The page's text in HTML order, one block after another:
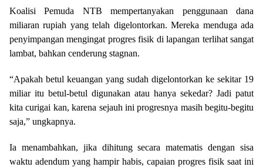
Koalisi Pemuda NTB mempertanyakan penggunaan dana
miliaran rupiah yang telah digelontorkan. Mereka menduga ada
penyimpangan mengingat progres fisik di lapangan terlihat sangat
lambat, bahkan cenderung stagnan.
“Apakah betul keuangan yang sudah digelontorkan ke sekitar 19
miliar itu betul-betul digunakan atau hanya sekedar? Jadi patut
kita curigai kan, karena sejauh ini progresnya masih begitu-begitu
saja,” ungkapnya.
Ia menambahkan, jika dihitung secara matematis dengan sisa
waktu adendum yang hampir habis, capaian progres fisik saat ini